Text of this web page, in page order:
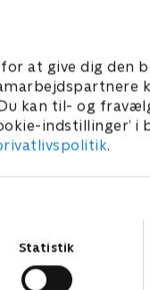
at give dig den
kan til- og
indstillinger’ i
.
Statistik